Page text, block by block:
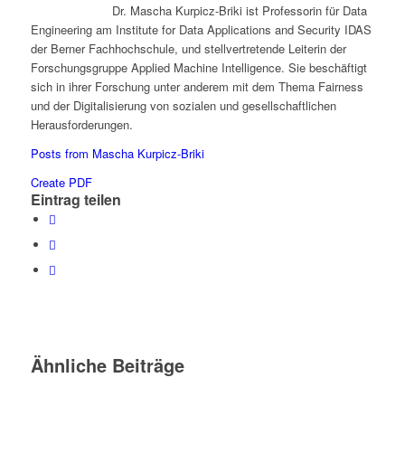
Dr. Mascha Kurpicz-Briki ist Professorin für Data
Engineering am Institute for Data Applications and Security IDAS
der Berner Fachhochschule, und stellvertretende Leiterin der
Forschungsgruppe Applied Machine Intelligence. Sie beschäftigt
sich in ihrer Forschung unter anderem mit dem Thema Fairness
und der Digitalisierung von sozialen und gesellschaftlichen
Herausforderungen.
Posts from Mascha Kurpicz-Briki
Create PDF
Eintrag teilen
Ähnliche Beiträge